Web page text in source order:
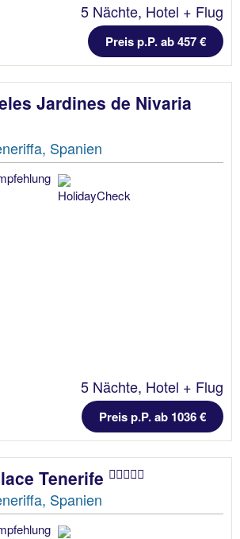
5 Nächte, Hotel + Flug
Preis p.P. ab 457 €
Jardines de Nivaria
Spanien
5 Nächte, Hotel + Flug
Preis p.P. ab 1036 €
Tenerife
Spanien